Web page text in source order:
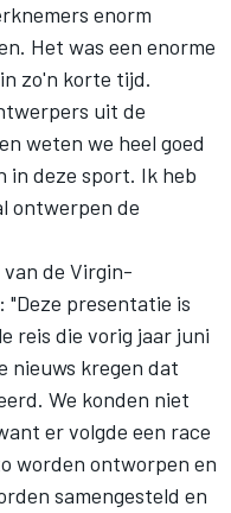
enorm
Het was een enorme
zo'n korte tijd.
uit de
weten we heel goed
in deze sport. Ik heb
ontwerpen de
de Virgin-
presentatie is
reis die vorig jaar juni
nieuws kregen dat
We konden niet
er volgde een race
worden ontworpen en
samengesteld en